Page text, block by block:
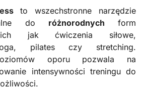
to wszechstronne narzędzie
do różnorodnych form
jak ćwiczenia siłowe,
pilates czy stretching.
oporu pozwala na
intensywności treningu do